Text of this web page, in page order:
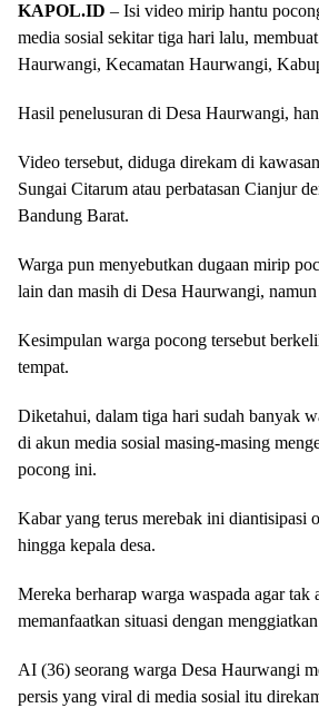
KAPOL.ID – Isi video mirip hantu
media sosial sekitar tiga hari lalu,
Haurwangi, Kecamatan Haurwangi,
Hasil penelusuran di Desa Haurwangi,
Video tersebut, diduga direkam di
Sungai Citarum atau perbatasan Cianjur
Bandung Barat.
Warga pun menyebutkan dugaan mirip
lain dan masih di Desa Haurwangi,
Kesimpulan warga pocong tersebut
tempat.
Diketahui, dalam tiga hari sudah banyak
di akun media sosial masing-masing
pocong ini.
Kabar yang terus merebak ini diantisipasi
hingga kepala desa.
Mereka berharap warga waspada agar tak
memanfaatkan situasi dengan
AI (36) seorang warga Desa Haurwangi
persis yang viral di media sosial itu